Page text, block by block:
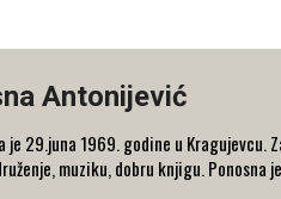
Antonijević
je 29.juna 1969. godine u
muziku, dobru knjigu. Ponosna